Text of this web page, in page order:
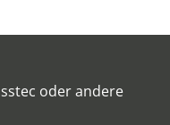
oder andere